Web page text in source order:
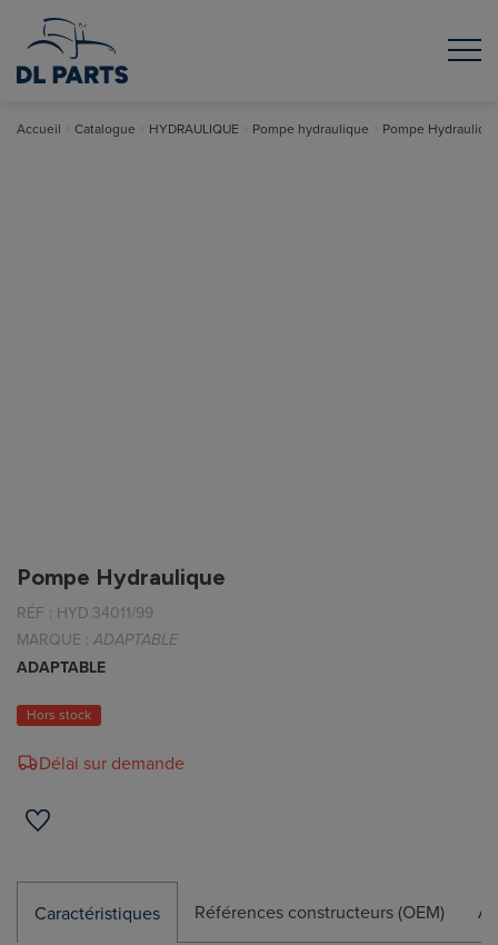
Accueil Catalogue HYDRAULIQUE Pompe hydraulique Pompe
Pompe Hydraulique
RÉF : HYD.34011/99
MARQUE : ADAPTABLE
ADAPTABLE
Hors stock
Délai sur demande
Caractéristiques Références constructeurs (OEM)